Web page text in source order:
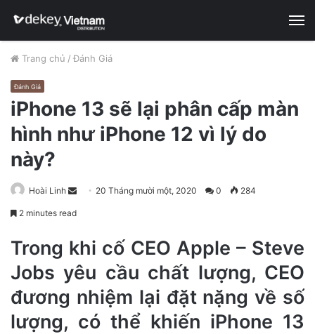
Trang chủ / Đánh Giá
Đánh Giá
iPhone 13 sẽ lại phân cấp màn
hình như iPhone 12 vì lý do
này?
Hoài Linh
d
a
n
e
a
20 Tháng mười một, 2020 0 284
2 minutes read
Trong khi cố CEO Apple – Steve
Jobs yêu cầu chất lượng, CEO
đương nhiệm lại đặt nặng về số
lượng, có thể khiến iPhone 13